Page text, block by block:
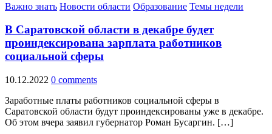
Важно знать Новости области Образование Темы недели
В Саратовской области в декабре будет
проиндексирована зарплата работников
социальной сферы
10.12.2022 0 comments
Заработные платы работников социальной сферы в
Саратовской области будут проиндексированы уже в декабре.
Об этом вчера заявил губернатор Роман Бусаргин. […]